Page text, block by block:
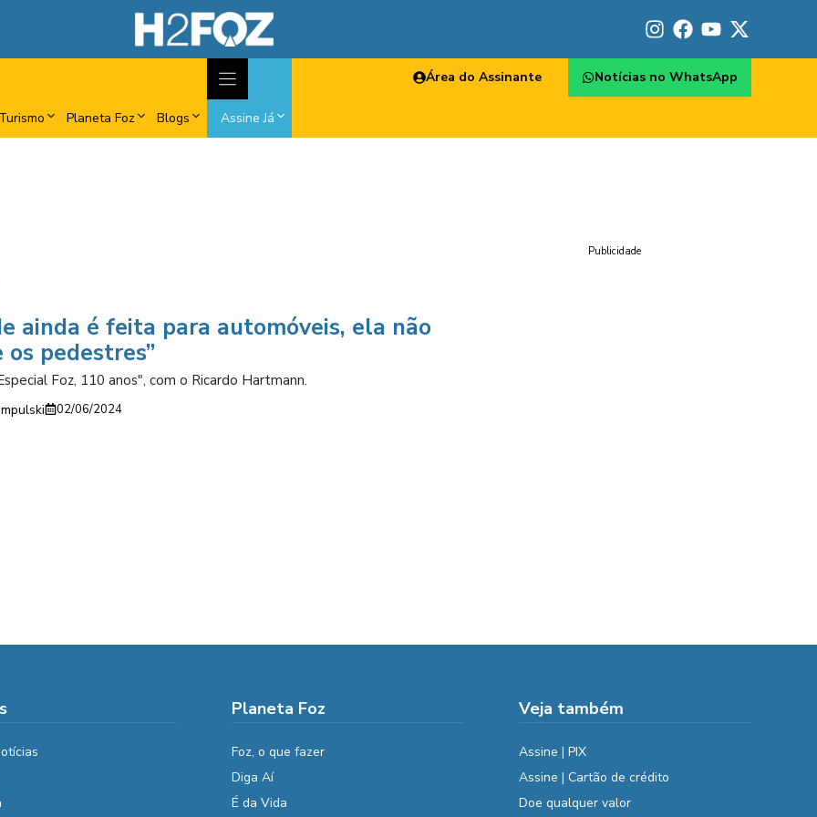
Turismo Planeta Foz Blogs Assine Já
Área do Assinante Notícias no WhatsApp
ainda é feita para automóveis, ela não
os pedestres”
Foz, 110 anos", com o Ricardo Hartmann.
02/06/2024
Publicidade
Planeta Foz
Foz, o que fazer
Diga Aí
É da Vida
Veja também
Assine | PIX
Assine | Cartão de crédito
Doe qualquer valor